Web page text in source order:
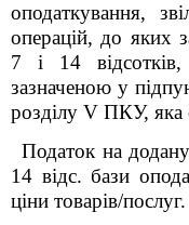
оподаткування,
операцій, до яких
7 і 14 відсотків,
зазначеною у
розділу V ПКУ, яка
Податок на
14 відс. бази
ціни товарів/послуг.